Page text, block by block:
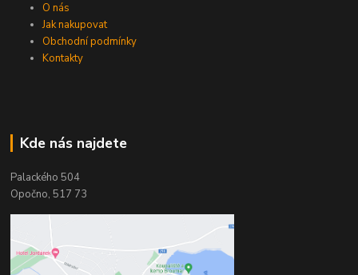
O nás
Jak nakupovat
Obchodní podmínky
Kontakty
Kde nás najdete
Palackého 504
Opočno, 517 73